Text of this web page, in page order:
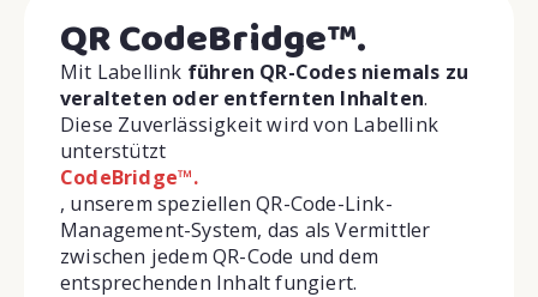
QR CodeBridge™.
Mit Labellink führen QR-Codes niemals zu
veralteten oder entfernten Inhalten.
Diese Zuverlässigkeit wird von Labellink
unterstützt
CodeBridge™.
, unserem speziellen QR-Code-Link-
Management-System, das als Vermittler
zwischen jedem QR-Code und dem
entsprechenden Inhalt fungiert.